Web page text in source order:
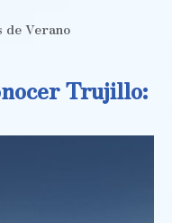
Verano
Trujillo: